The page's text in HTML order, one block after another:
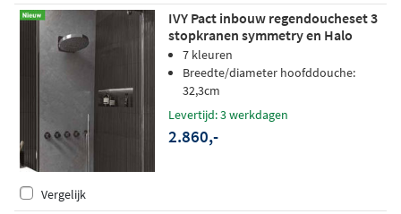
IVY Pact inbouw regendoucheset 3
stopkranen symmetry en Halo
hoofddouche - Satin Spray
handdouche - wandsteun - zwart
chroom PVD
7 kleuren
Breedte/diameter hoofddouche:
32,3cm
Levertijd: 3 werkdagen
2.860,-
Vergelijk